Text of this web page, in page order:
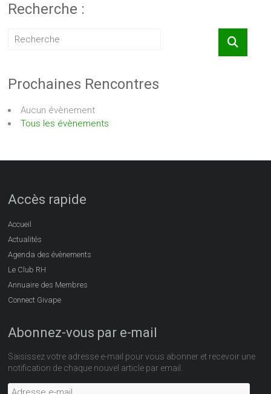
Recherche :
Prochaines Rencontres
Aucun évènement
Tous les évènements
Accès rapide
Accueil
Actualités
Agenda des évènements
Le Club RH
Annuaire des Membres
Connect Givape
Abonnez-vous par e-mail
Saisissez votre adresse e-mail pour vous abonner et recevoir une
notification de chaque nouvel article par email.
Adresse